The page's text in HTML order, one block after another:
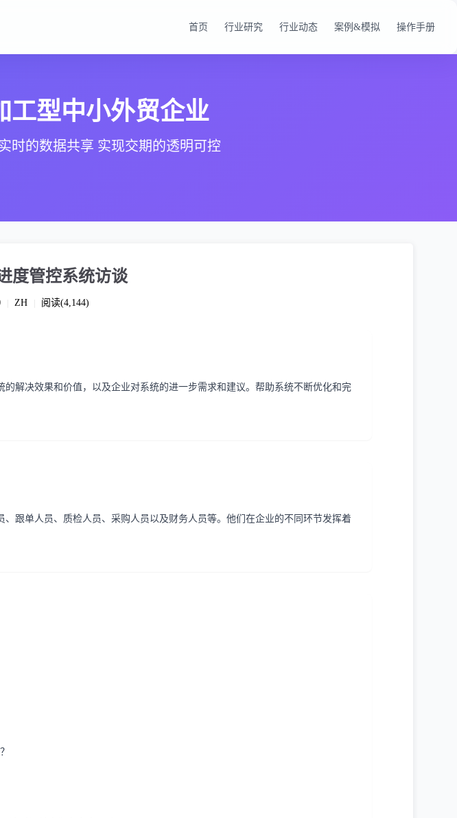
首页 行业研究 行业动态 案例&模拟 操作手册
工型中小外贸企业
时的数据共享 实现交期的透明可控
度管控系统访谈
ZH 阅读(4,144)
解决效果和价值，以及企业对系统的进一步需求和建议。帮助系统不断优化和完
跟单人员、质检人员、采购人员以及财务人员等。他们在企业的不同环节发挥着